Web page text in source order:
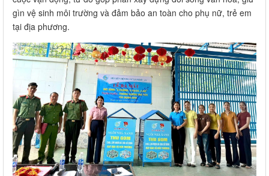
gìn vệ sinh môi trường và đảm bảo an toàn cho phụ nữ, trẻ em
tại địa phương.